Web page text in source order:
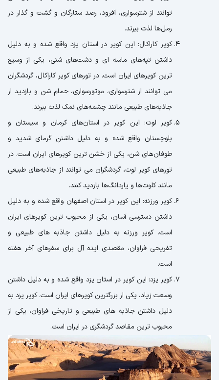
توانند از شترسواری، آفرود، رصد ستارگان و گشت و گذار در
رمل‌ها لذت ببرند.
کویر کاراکال: این کویر در استان یزد واقع شده و به دلیل
داشتن تپه‌های ماسه ای و دشت‌های شنی، یکی از وسیع
ترین کویرهای ایران است. در تورهای کویر کاراکال، گردشگران
می توانند از شترسواری، موتورسواری، حمام شن و بازدید از
جاذبه‌های طبیعی مانند چشمه‌های نمک لذت ببرند.
کویر لوت: این کویر در استان‌های کرمان و سیستان و
بلوچستان واقع شده و به دلیل داشتن گرمای شدید و
طوفان‌های شن، یکی از خشن ترین کویرهای ایران است. در
تورهای کویر لوت، گردشگران می توانند از جاذبه‌های طبیعی
مانند کلوت‌ها و یاردانگ‌ها بازدید کنند.
کویر ورزنه: این کویر در استان اصفهان واقع شده و به دلیل
داشتن دسترسی آسان، یکی از محبوب ترین کویرهای ایران
است. کویر ورزنه به دلیل داشتن جاذبه های طبیعی و
تفریحی فراوان، مقصدی ایده آل برای سفرهای آخر هفته
است.
کویر یزد: این کویر در استان یزد واقع شده و به دلیل داشتن
وسعت زیاد، یکی از بزرگترین کویرهای ایران است. کویر یزد به
دلیل داشتن جاذبه های طبیعی و تاریخی فراوان، یکی از
محبوب ترین مقاصد گردشگری در ایران است.